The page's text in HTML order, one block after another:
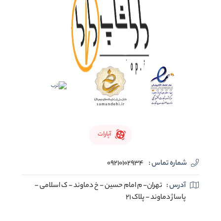
آپارات
شماره تماس : 09210102934
آدرس : تهران- م امام حسین - خ دماوند - ک اسلامی -
پاساژ دماوند - پلاک 21